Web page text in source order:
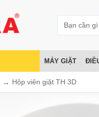
MÁY GIẶT
Hộp viên giặt TH 3D